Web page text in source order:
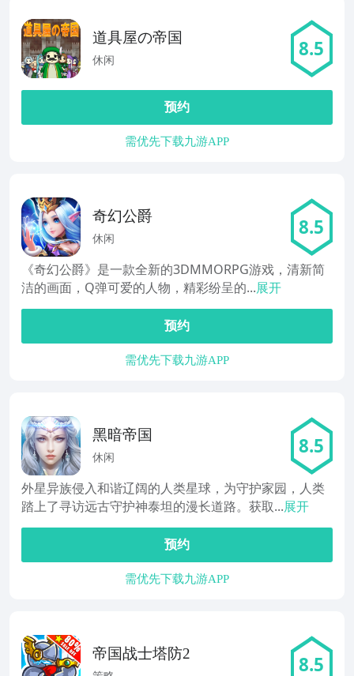
道具屋の帝国
休闲 8.5
预约
需优先下载九游APP
奇幻公爵
休闲 8.5
《奇幻公爵》是一款全新的3DMMORPG游戏，清新简
洁的画面，Q弹可爱的人物，精彩纷呈的...展开
预约
需优先下载九游APP
黑暗帝国
休闲 8.5
外星异族侵入和谐辽阔的人类星球，为守护家园，人类
踏上了寻访远古守护神泰坦的漫长道路。获取...展开
预约
需优先下载九游APP
帝国战士塔防2 8.5